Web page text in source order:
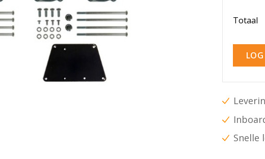
Totaal
Snelle